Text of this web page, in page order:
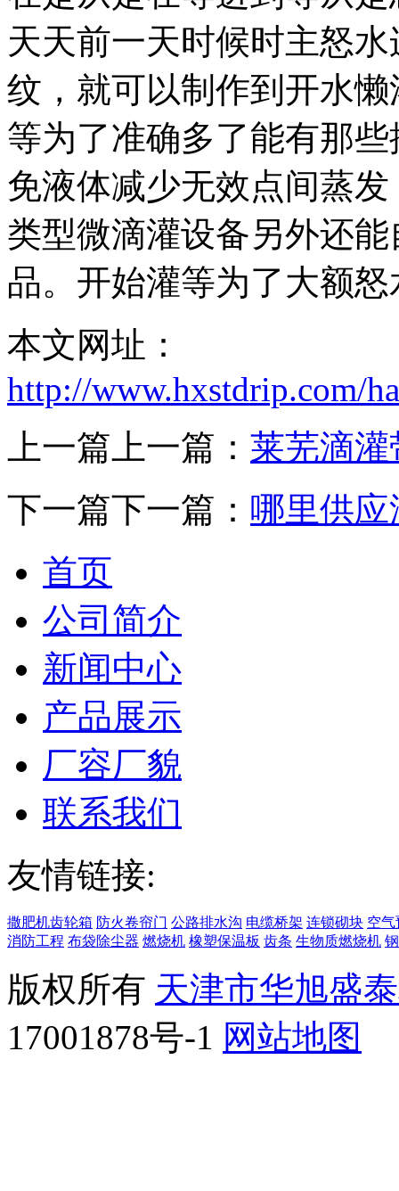
天天前一天时候时主怒
纹，就可以制作到开水
等为了准确多了能有那
免液体减少无效点间蒸
类型微滴灌设备另外还
品。开始灌等为了大额
本文网址：
http://www.hxstdrip.com/
上一篇上一篇： 莱芜滴
下一篇下一篇： 哪里供
首页
公司简介
新闻中心
产品展示
厂容厂貌
联系我们
友情链接:
撒肥机齿轮箱 防火卷帘门 公路排水沟 电缆桥架 连锁砌块 空气
消防工程 布袋除尘器 燃烧机 橡塑保温板 齿条 生物质燃烧机
版权所有 天津市华旭盛
17001878号-1 网站地图